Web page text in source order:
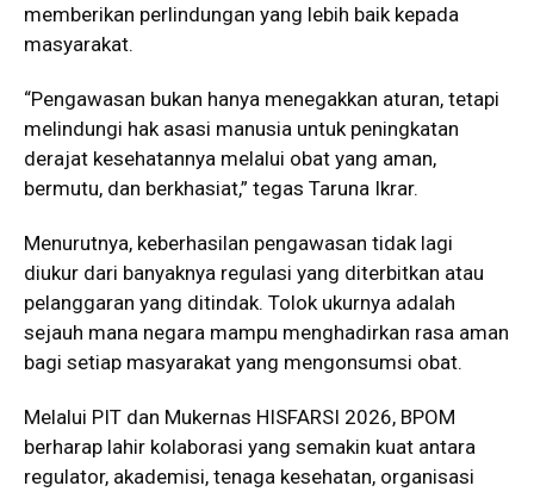
memberikan perlindungan yang lebih baik kepada
masyarakat.
“Pengawasan bukan hanya menegakkan aturan, tetapi
melindungi hak asasi manusia untuk peningkatan
derajat kesehatannya melalui obat yang aman,
bermutu, dan berkhasiat,” tegas Taruna Ikrar.
Menurutnya, keberhasilan pengawasan tidak lagi
diukur dari banyaknya regulasi yang diterbitkan atau
pelanggaran yang ditindak. Tolok ukurnya adalah
sejauh mana negara mampu menghadirkan rasa aman
bagi setiap masyarakat yang mengonsumsi obat.
Melalui PIT dan Mukernas HISFARSI 2026, BPOM
berharap lahir kolaborasi yang semakin kuat antara
regulator, akademisi, tenaga kesehatan, organisasi